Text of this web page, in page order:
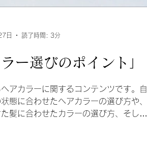
れてみませんか？
ラー選びのポイント」
アカラーに関するコンテンツです。自
態に合わせたヘアカラーの選び方や、
髪に合わせたカラーの選び方、そして
日
読了時間: 3分